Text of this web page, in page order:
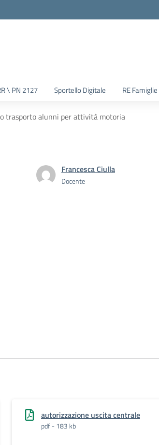
\ PN 2127 Sportello Digitale RE Famiglie
trasporto alunni per attività motoria
Francesca Ciulla
Docente
autorizzazione uscita centrale
pdf - 183 kb